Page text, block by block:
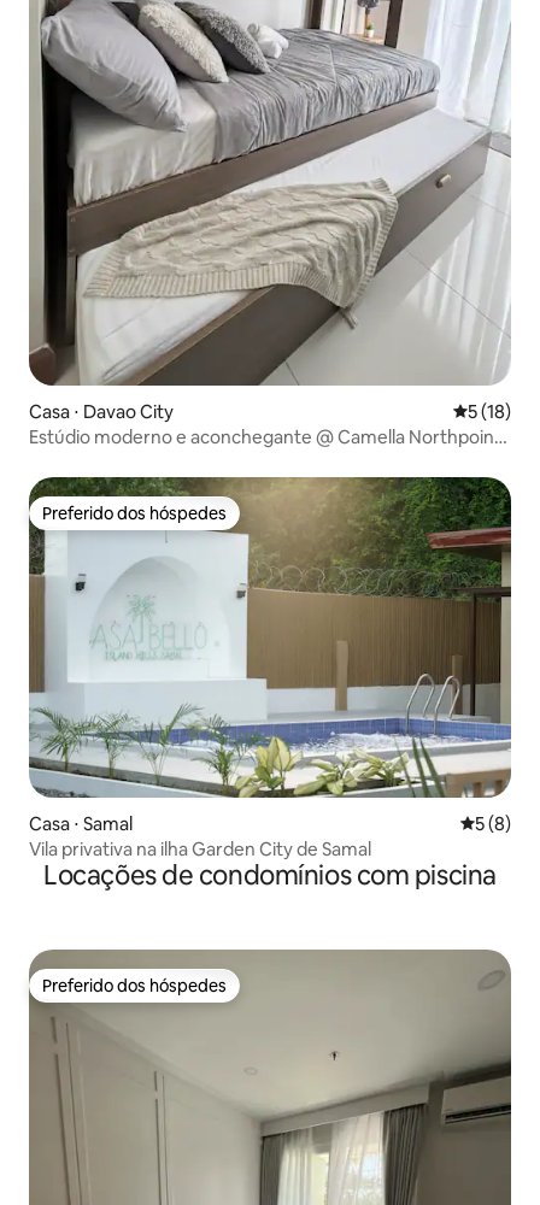
Casa ⋅ Davao City 5 de uma
5 (18)
Estúdio moderno e aconchegante @ Camella Northpoint
Preferido dos hóspedes
Preferido dos hóspedes
Casa ⋅ Samal 5 de
5 (8)
Vila privativa na ilha Garden City de Samal
Locações de condomínios com piscina
Preferido dos hóspedes
Preferido dos hóspedes